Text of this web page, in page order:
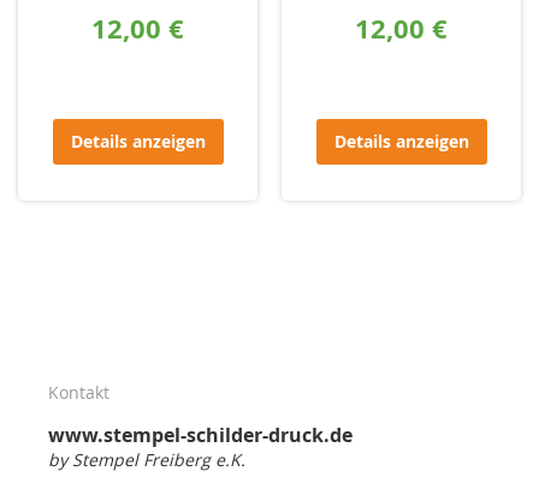
12,00 €
Details anzeigen
12,00 €
Details anzeigen
Kontakt
www.stempel-schilder-druck.de
by Stempel Freiberg e.K.